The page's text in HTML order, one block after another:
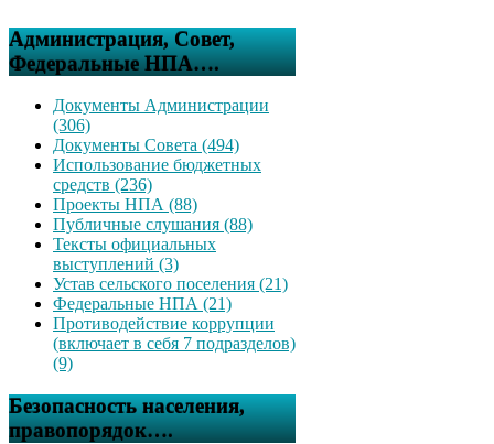
Администрация, Совет,
Федеральные НПА….
Документы Администрации
(306)
Документы Совета (494)
Использование бюджетных
средств (236)
Проекты НПА (88)
Публичные слушания (88)
Тексты официальных
выступлений (3)
Устав сельского поселения (21)
Федеральные НПА (21)
Противодействие коррупции
(включает в себя 7 подразделов)
(9)
Безопасность населения,
правопорядок….